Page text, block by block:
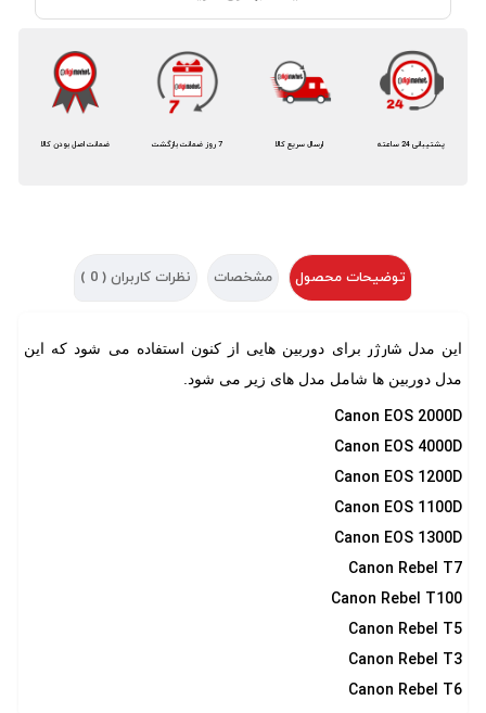
ضمانت اصل بودن کالا 7 روز ضمانت بازگشت ارسال سریع کالا پشتیبانی 24 ساعته
توضیحات محصول مشخصات نظرات کاربران ( 0
)
این مدلشارژر برای دوربین هایی از کنون استفاده می شود که این
مدل دوربین ها شامل مدل های زیر می شود.
Canon EOS 2000D
Canon EOS 4000D
Canon EOS 1200D
Canon EOS 1100D
Canon EOS 1300D
Canon Rebel T7
Canon Rebel T100
Canon Rebel T5
Canon Rebel T3
Canon Rebel T6